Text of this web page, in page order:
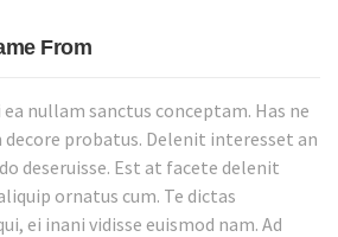
From
nullam sanctus conceptam. Has ne
decore probatus. Delenit interesset an
deseruisse. Est at facete delenit
ornatus cum. Te dictas
ei inani vidisse euismod nam. Ad